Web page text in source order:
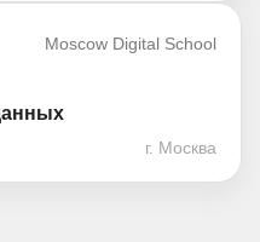
Moscow Digital School
г. Москва